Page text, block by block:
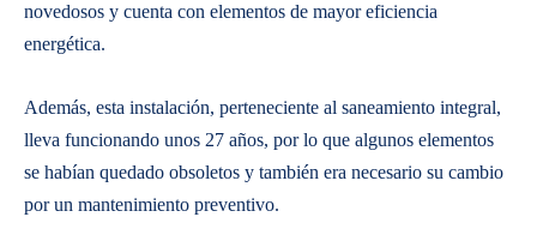
novedosos y cuenta con elementos de mayor eficiencia
energética.
Además, esta instalación, perteneciente al saneamiento integral,
lleva funcionando unos 27 años, por lo que algunos elementos
se habían quedado obsoletos y también era necesario su cambio
por un mantenimiento preventivo.